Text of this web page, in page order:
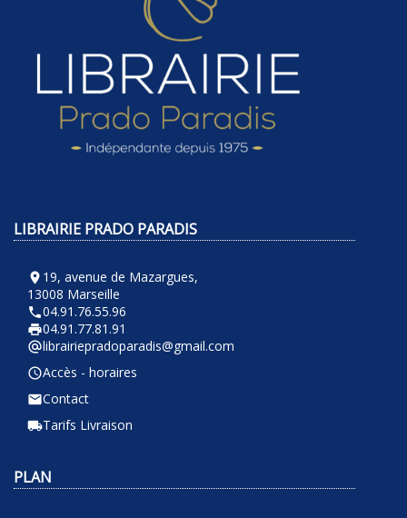
LIBRAIRIE PRADO PARADIS
room 19, avenue de Mazargues,
13008 Marseille
phone04.91.76.55.96
local_printshop04.91.77.81.91
alternate_emaillibrairiepradoparadis@gmail.com
query_builderAccès - horaires
emailContact
local_shippingTarifs Livraison
PLAN